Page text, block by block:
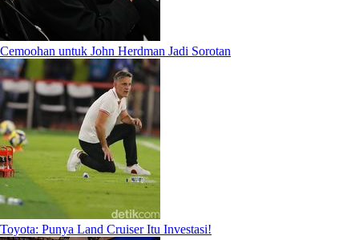
Cemoohan untuk John Herdman Jadi Sorotan
Toyota: Punya Land Cruiser Itu Investasi!